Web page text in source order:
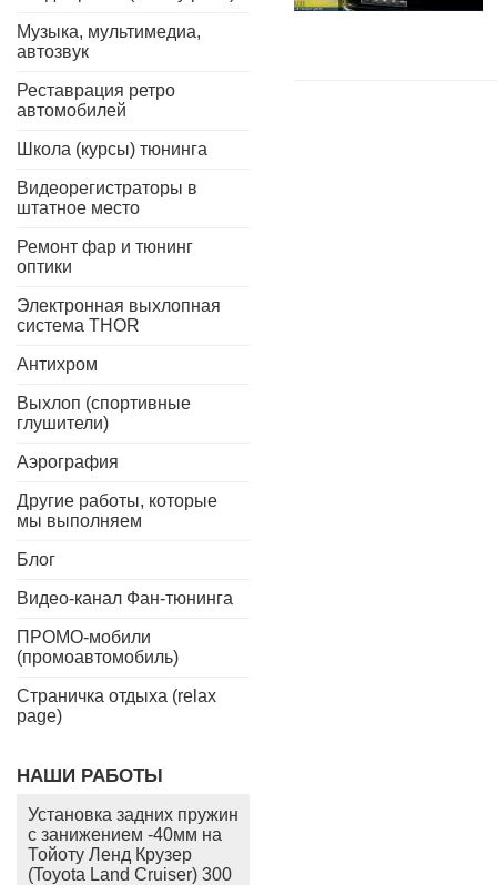
Музыка, мультимедиа,
автозвук
Реставрация ретро
автомобилей
Школа (курсы) тюнинга
Видеорегистраторы в
штатное место
Ремонт фар и тюнинг
оптики
Электронная выхлопная
система THOR
Антихром
Выхлоп (спортивные
глушители)
Аэрография
Другие работы, которые
мы выполняем
Блог
Видео-канал Фан-тюнинга
ПРОМО-мобили
(промоавтомобиль)
Страничка отдыха (relax
page)
НАШИ РАБОТЫ
Установка задних пружин
с занижением -40мм на
Тойоту Ленд Крузер
(Toyota Land Cruiser) 300